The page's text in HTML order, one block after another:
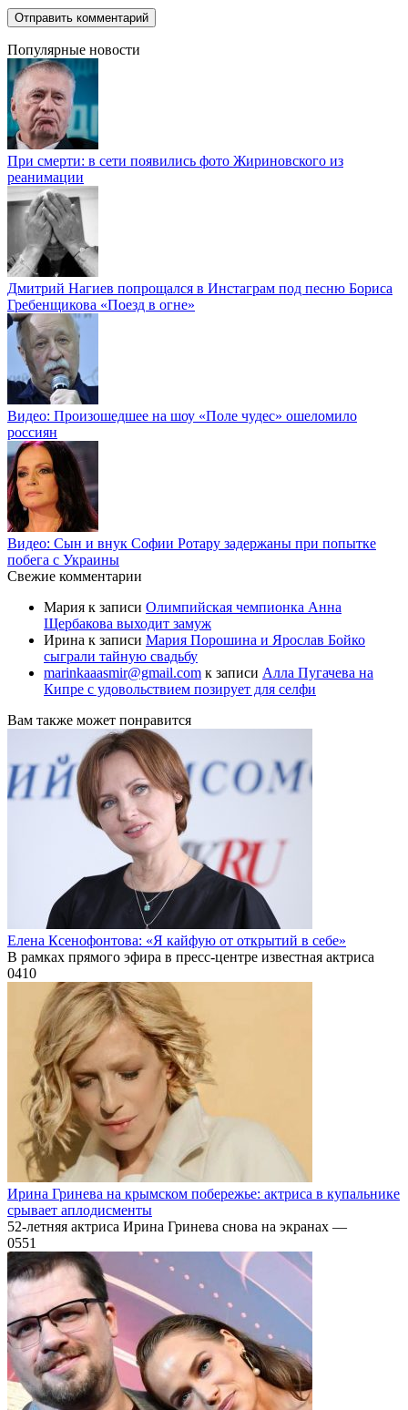
Популярные новости
При смерти: в сети появились фото Жириновского из
реанимации
Дмитрий Нагиев попрощался в Инстаграм под песню Бориса
Гребенщикова «Поезд в огне»
Видео: Произошедшее на шоу «Поле чудес» ошеломило
россиян
Видео: Сын и внук Софии Ротару задержаны при попытке
побега с Украины
Свежие комментарии
Мария к записи Олимпийская чемпионка Анна
Щербакова выходит замуж
Ирина к записи Мария Порошина и Ярослав Бойко
сыграли тайную свадьбу
marinkaaasmir@gmail.com к записи Алла Пугачева на
Кипре с удовольствием позирует для селфи
Вам также может понравится
Елена Ксенофонтова: «Я кайфую от открытий в себе»
В рамках прямого эфира в пресс-центре известная актриса
0410
Ирина Гринева на крымском побережье: актриса в купальнике
срывает аплодисменты
52-летняя актриса Ирина Гринева снова на экранах —
0551